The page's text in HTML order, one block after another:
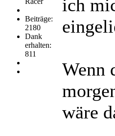
Beiträge:
2180
Dank
erhalten:
811
ich
Wenn
wäre